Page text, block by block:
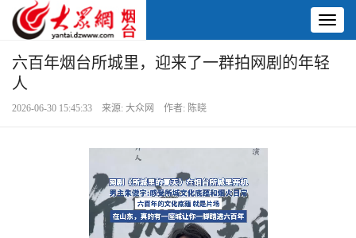
六百年烟台所城里，迎来了一群拍网剧的年轻
人
2026-06-30 15:45:33 来源: 大众网 作者: 陈晓